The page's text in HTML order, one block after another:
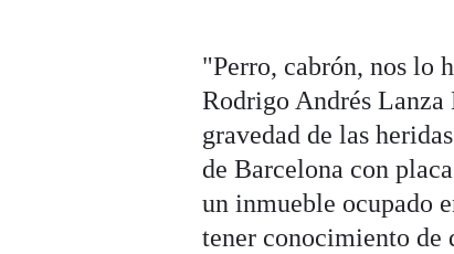
"Perro, cabrón, nos lo
Rodrigo Andrés Lanza
gravedad de las
de Barcelona con
un inmueble ocupado
tener conocimiento de